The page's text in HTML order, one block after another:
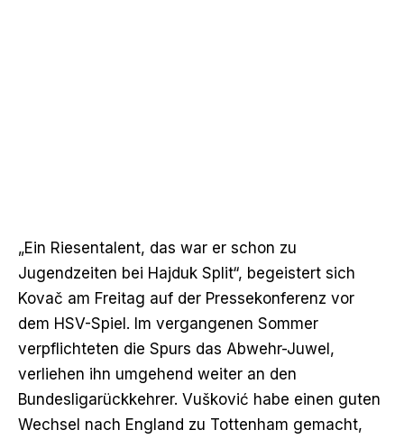
„Ein Riesentalent, das war er schon zu
Jugendzeiten bei Hajduk Split“, begeistert sich
Kovač am Freitag auf der Pressekonferenz vor
dem HSV-Spiel. Im vergangenen Sommer
verpflichteten die Spurs das Abwehr-Juwel,
verliehen ihn umgehend weiter an den
Bundesligarückkehrer. Vušković habe einen guten
Wechsel nach England zu Tottenham gemacht,